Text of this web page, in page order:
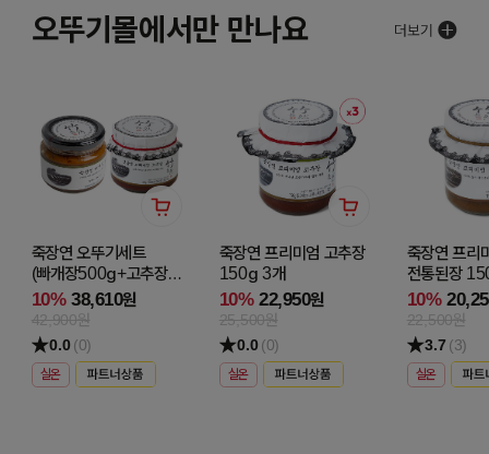
오뚜기몰에서만 만나요
죽장연 오뚜기세트
(빠개장500g+고추장50
0g)
10% 38,610원
42,900원
0.0 (0)
실온
죽장연 프리미엄 고추장
150g 3개
10% 22,950원
25,500원
0.0 (0)
실온
죽장연 프리
전통된장
10%
22,500원
3.7 (3)
실온